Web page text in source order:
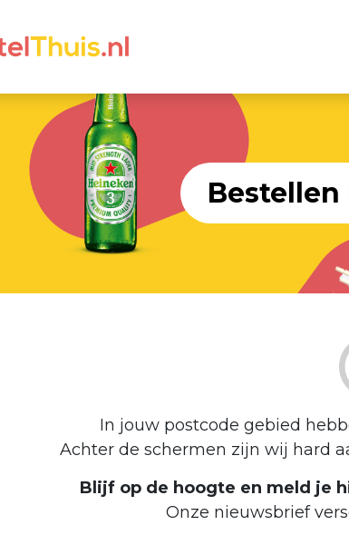
In jouw postcode gebied
Achter de schermen zijn wij hard
Blijf op de hoogte en meld je
Onze nieuwsbrief